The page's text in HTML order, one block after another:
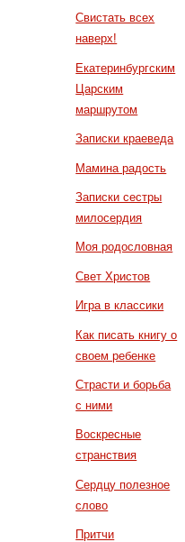
Свистать всех
наверх!
Екатеринбургским
Царским
маршрутом
Записки краеведа
Мамина радость
Записки сестры
милосердия
Моя родословная
Свет Христов
Игра в классики
Как писать книгу о
своем ребенке
Страсти и борьба
с ними
Воскресные
странствия
Сердцу полезное
слово
Притчи